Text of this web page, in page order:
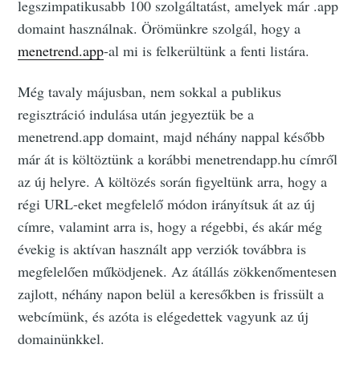
legszimpatikusabb 100 szolgáltatást, amelyek már .app
domaint használnak. Örömünkre szolgál, hogy a
menetrend.app-al mi is felkerültünk a fenti listára.
Még tavaly májusban, nem sokkal a publikus
regisztráció indulása után jegyeztük be a
menetrend.app domaint, majd néhány nappal később
már át is költöztünk a korábbi menetrendapp.hu címről
az új helyre. A költözés során figyeltünk arra, hogy a
régi URL-eket megfelelő módon irányítsuk át az új
címre, valamint arra is, hogy a régebbi, és akár még
évekig is aktívan használt app verziók továbbra is
megfelelően működjenek. Az átállás zökkenőmentesen
zajlott, néhány napon belül a keresőkben is frissült a
webcímünk, és azóta is elégedettek vagyunk az új
domainünkkel.